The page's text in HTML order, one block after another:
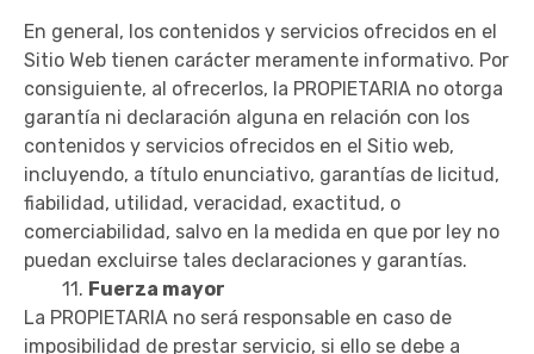
En general, los contenidos y servicios ofrecidos en el
Sitio Web tienen carácter meramente informativo. Por
consiguiente, al ofrecerlos, la PROPIETARIA no otorga
garantía ni declaración alguna en relación con los
contenidos y servicios ofrecidos en el Sitio web,
incluyendo, a título enunciativo, garantías de licitud,
fiabilidad, utilidad, veracidad, exactitud, o
comerciabilidad, salvo en la medida en que por ley no
puedan excluirse tales declaraciones y garantías.
11. Fuerza mayor
La PROPIETARIA no será responsable en caso de
imposibilidad de prestar servicio, si ello se debe a